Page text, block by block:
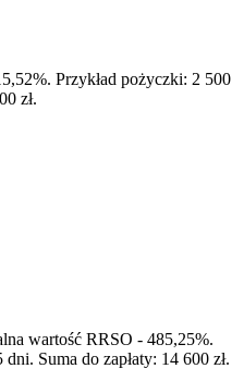
Przykład pożyczki: 2 500
zł.
wartość RRSO - 485,25%.
Suma do zapłaty: 14 600 zł.